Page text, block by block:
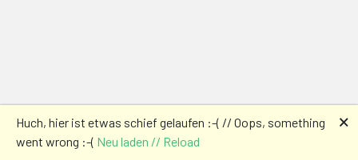
Huch, hier ist etwas schief gelaufen :-( // Oops, something
went wrong :-( Neu laden // Reload
🗙